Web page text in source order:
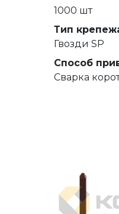
1000 шт
Тип
Гвозди SP
Способ
Сварка